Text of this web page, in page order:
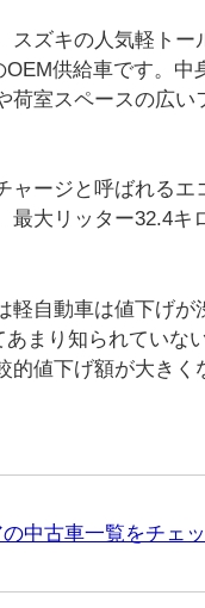
スズキの人気軽トー
OEM供給車です。中
荷室スペースの広い
ャージと呼ばれるエ
最大リッター32.4キ
軽自動車は値下げが
あまり知られていな
的値下げ額が大きく
中古車一覧をチェッ